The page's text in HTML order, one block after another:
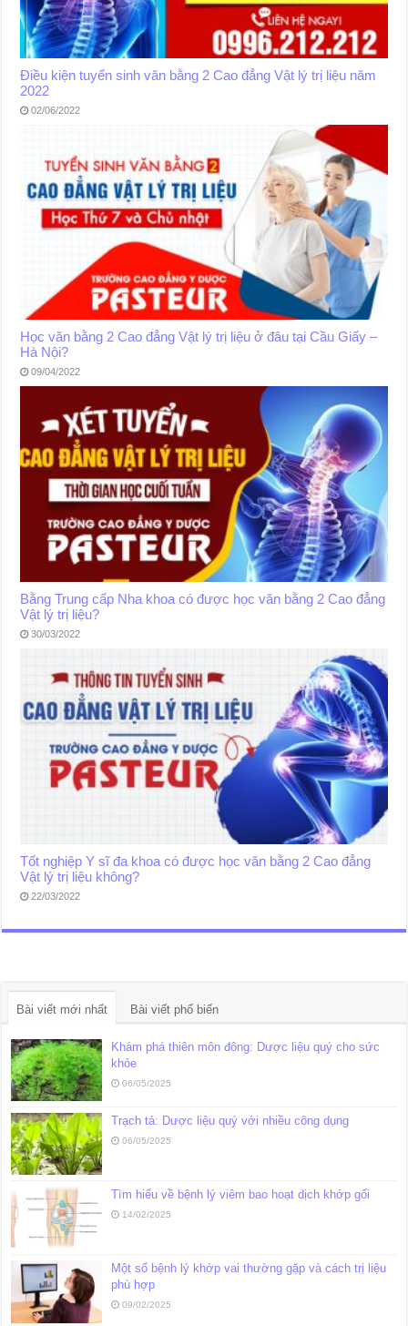
Điều kiện tuyển sinh văn bằng 2 Cao đẳng Vật lý trị liệu năm
2022
02/06/2022
Học văn bằng 2 Cao đẳng Vật lý trị liệu ở đâu tại Cầu Giấy –
Hà Nội?
09/04/2022
Bằng Trung cấp Nha khoa có được học văn bằng 2 Cao đẳng
Vật lý trị liệu?
30/03/2022
Tốt nghiệp Y sĩ đa khoa có được học văn bằng 2 Cao đẳng
Vật lý trị liệu không?
22/03/2022
Bài viết mới nhất Bài viết phổ biến
Khám phá thiên môn đông: Dược liệu quý cho sức
khỏe
06/05/2025
Trạch tả: Dược liệu quý với nhiều công dụng
06/05/2025
Tìm hiểu về bệnh lý viêm bao hoạt dịch khớp gối
14/02/2025
Một số bệnh lý khớp vai thường gặp và cách trị liệu
phù hợp
09/02/2025